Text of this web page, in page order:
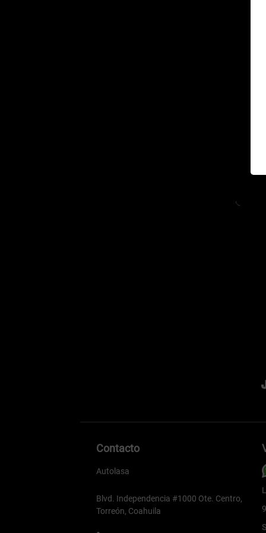
Contacto
Autolasa
Blvd. Independencia #1000 Ote. Centro,
Torreón, Coahuila